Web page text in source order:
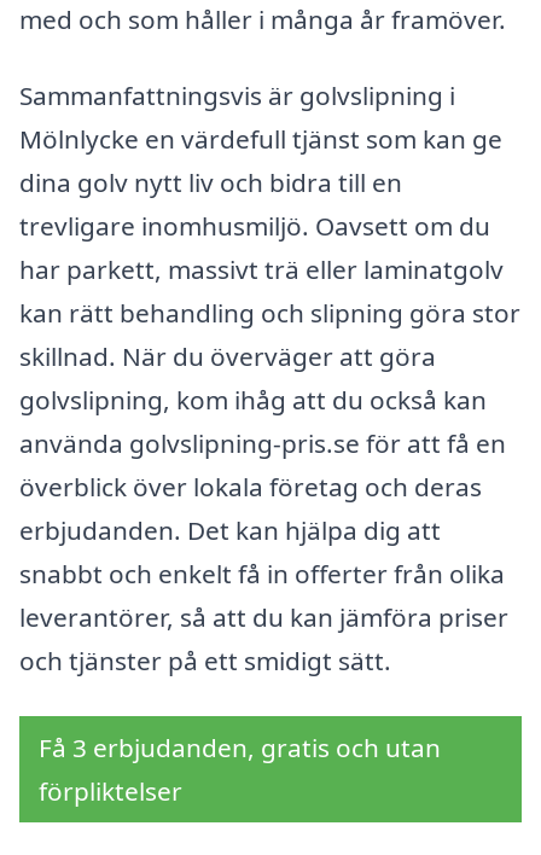
med och som håller i många år framöver.
Sammanfattningsvis är golvslipning i
Mölnlycke en värdefull tjänst som kan ge
dina golv nytt liv och bidra till en
trevligare inomhusmiljö. Oavsett om du
har parkett, massivt trä eller laminatgolv
kan rätt behandling och slipning göra stor
skillnad. När du överväger att göra
golvslipning, kom ihåg att du också kan
använda golvslipning-pris.se för att få en
överblick över lokala företag och deras
erbjudanden. Det kan hjälpa dig att
snabbt och enkelt få in offerter från olika
leverantörer, så att du kan jämföra priser
och tjänster på ett smidigt sätt.
Få 3 erbjudanden, gratis och utan
förpliktelser